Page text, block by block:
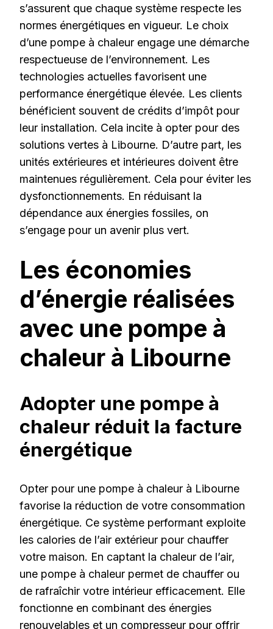
s’assurent que chaque système respecte les
normes énergétiques en vigueur. Le choix
d’une pompe à chaleur engage une démarche
respectueuse de l’environnement. Les
technologies actuelles favorisent une
performance énergétique élevée. Les clients
bénéficient souvent de crédits d’impôt pour
leur installation. Cela incite à opter pour des
solutions vertes à Libourne. D’autre part, les
unités extérieures et intérieures doivent être
maintenues régulièrement. Cela pour éviter les
dysfonctionnements. En réduisant la
dépendance aux énergies fossiles, on
s’engage pour un avenir plus vert.
Les économies
d’énergie réalisées
avec une pompe à
chaleur à Libourne
Adopter une pompe à
chaleur réduit la facture
énergétique
Opter pour une pompe à chaleur à Libourne
favorise la réduction de votre consommation
énergétique. Ce système performant exploite
les calories de l’air extérieur pour chauffer
votre maison. En captant la chaleur de l’air,
une pompe à chaleur permet de chauffer ou
de rafraîchir votre intérieur efficacement. Elle
fonctionne en combinant des énergies
renouvelables et un compresseur pour offrir